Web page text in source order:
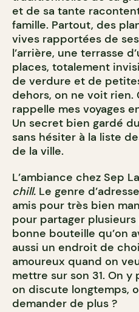
et de sa tante
famille. Partout, des
vives rapportées de
l’arrière, une terrasse
places, totalement
de verdure et de
dehors, on ne voit rien.
rappelle mes voyages
Un secret bien gardé
sans hésiter à la liste
de la ville.
L’ambiance chez Sep
chill. Le genre
amis pour très bien
pour partager
bonne bouteille qu’on
aussi un endroit de
amoureux quand on
mettre sur son 31. On
on discute longtemps,
demander de plus ?